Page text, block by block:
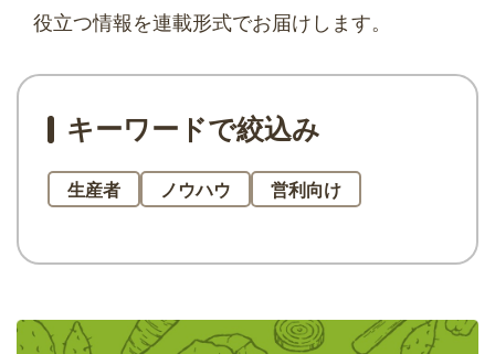
役立つ情報を連載形式でお届けします。
キーワードで絞込み
生産者 ノウハウ 営利向け